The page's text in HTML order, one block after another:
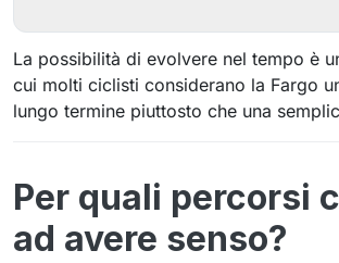
La possibilità di evolvere nel tempo è
cui molti ciclisti considerano la Fargo
lungo termine piuttosto che una
Per quali percorsi
ad avere senso?